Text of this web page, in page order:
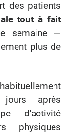
des patients
tout à fait
semaine —
plus de
après
d'activité
physiques